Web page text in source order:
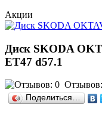
Акции
Диск SKODA
ЕТ47 d57.1
Поделиться…